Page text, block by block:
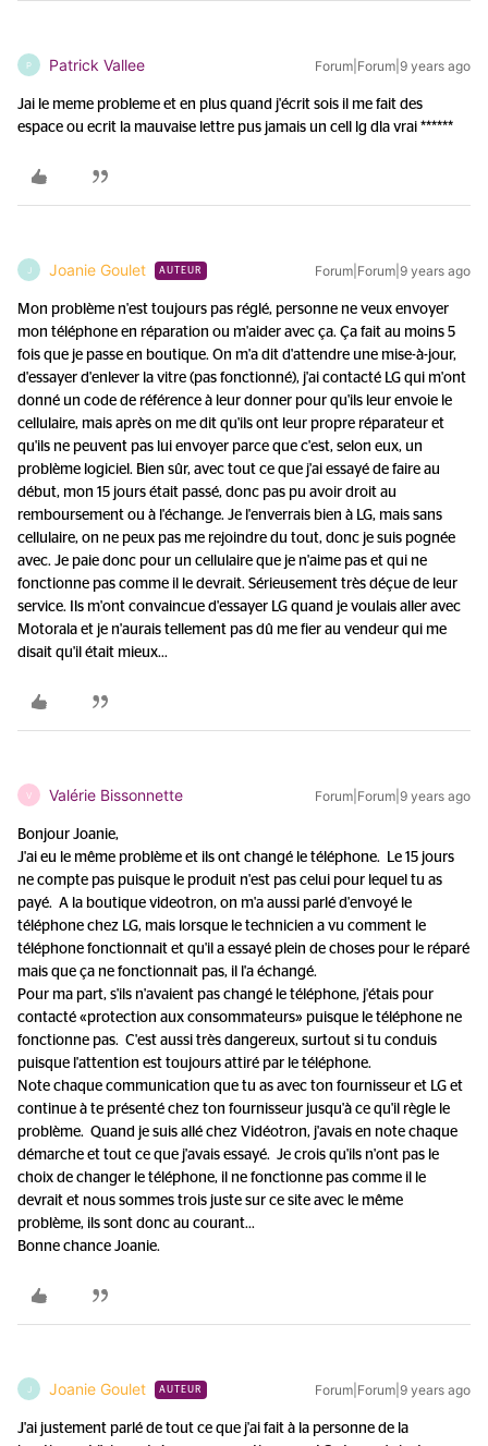
P Patrick Vallee Forum|Forum|9 years ago
Jai le meme probleme et en plus quand j'écrit sois il me fait des
espace ou ecrit la mauvaise lettre pus jamais un cell lg dla vrai ******
J Joanie Goulet AUTEUR Forum|Forum|9 years ago
Mon problème n'est toujours pas réglé, personne ne veux envoyer
mon téléphone en réparation ou m'aider avec ça. Ça fait au moins 5
fois que je passe en boutique. On m'a dit d'attendre une mise-à-jour,
d'essayer d'enlever la vitre (pas fonctionné), j'ai contacté LG qui m'ont
donné un code de référence à leur donner pour qu'ils leur envoie le
cellulaire, mais après on me dit qu'ils ont leur propre réparateur et
qu'ils ne peuvent pas lui envoyer parce que c'est, selon eux, un
problème logiciel. Bien sûr, avec tout ce que j'ai essayé de faire au
début, mon 15 jours était passé, donc pas pu avoir droit au
remboursement ou à l'échange. Je l'enverrais bien à LG, mais sans
cellulaire, on ne peux pas me rejoindre du tout, donc je suis pognée
avec. Je paie donc pour un cellulaire que je n'aime pas et qui ne
fonctionne pas comme il le devrait. Sérieusement très déçue de leur
service. Ils m'ont convaincue d'essayer LG quand je voulais aller avec
Motorala et je n'aurais tellement pas dû me fier au vendeur qui me
disait qu'il était mieux...
V Valérie Bissonnette Forum|Forum|9 years ago
Bonjour Joanie,
J'ai eu le même problème et ils ont changé le téléphone. Le 15 jours
ne compte pas puisque le produit n'est pas celui pour lequel tu as
payé. A la boutique videotron, on m'a aussi parlé d'envoyé le
téléphone chez LG, mais lorsque le technicien a vu comment le
téléphone fonctionnait et qu'il a essayé plein de choses pour le réparé
mais que ça ne fonctionnait pas, il l'a échangé.
Pour ma part, s'ils n'avaient pas changé le téléphone, j'étais pour
contacté «protection aux consommateurs» puisque le téléphone ne
fonctionne pas. C'est aussi très dangereux, surtout si tu conduis
puisque l'attention est toujours attiré par le téléphone.
Note chaque communication que tu as avec ton fournisseur et LG et
continue à te présenté chez ton fournisseur jusqu'à ce qu'il règle le
problème. Quand je suis allé chez Vidéotron, j'avais en note chaque
démarche et tout ce que j'avais essayé. Je crois qu'ils n'ont pas le
choix de changer le téléphone, il ne fonctionne pas comme il le
devrait et nous sommes trois juste sur ce site avec le même
problème, ils sont donc au courant...
Bonne chance Joanie.
J Joanie Goulet AUTEUR Forum|Forum|9 years ago
J'ai justement parlé de tout ce que j'ai fait à la personne de la